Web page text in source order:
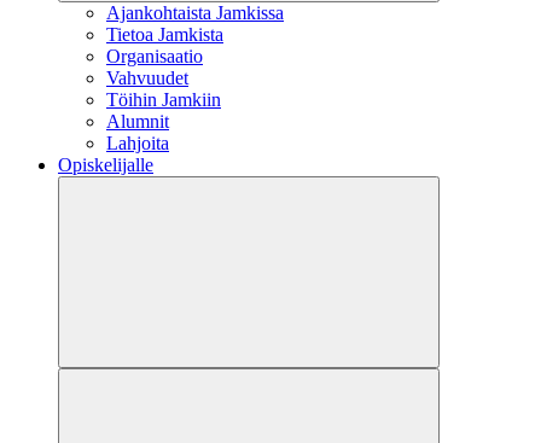
Ajankohtaista Jamkissa
Tietoa Jamkista
Organisaatio
Vahvuudet
Töihin Jamkiin
Alumnit
Lahjoita
Opiskelijalle